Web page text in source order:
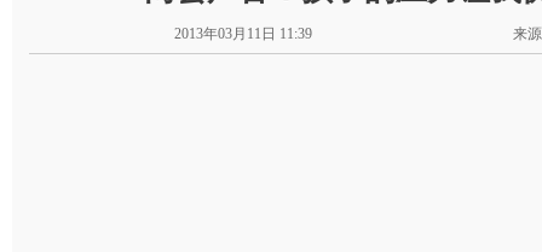
2013年03月11日 11:39 来